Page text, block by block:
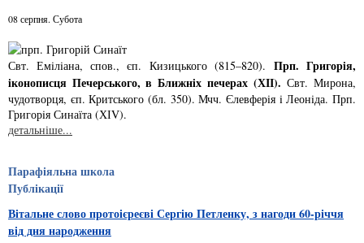
08 серпня. Субота
Свт. Емiлiана, спов., єп. Кизицького (815–820). Прп. Григорiя,
iконописця Печер­ського, в Ближнiх печерах (ХІІ). Свт. Мирона,
чудотворця, єп. Критського­ (бл. 350). Мчч. Єлев­ферiя i Леонiда. Прп.
Григорiя Синаїта (ХІV).
детальніше...
Парафіяльна школа
Публікації
Вітальне слово протоієреєві Сергію Петленку, з нагоди 60-річчя
від дня народження